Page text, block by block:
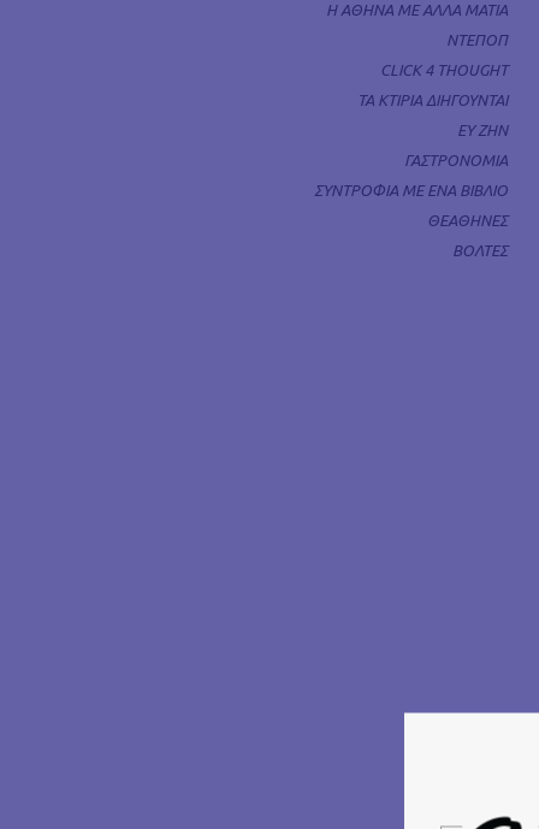
Η ΑΘΗΝΑ ΜΕ ΑΛΛΑ ΜΑΤΙΑ
ΝΤΕΠΟΠ
CLICK 4 THOUGHT
ΤΑ ΚΤΙΡΙΑ ΔΙΗΓΟΥΝΤΑΙ
ΕΥ ΖΗΝ
ΓΑΣΤΡΟΝΟΜΙΑ
ΣΥΝΤΡΟΦΙΑ ΜΕ ΕΝΑ ΒΙΒΛΙΟ
ΘΕΑΘΗΝΕΣ
ΒΟΛΤΕΣ